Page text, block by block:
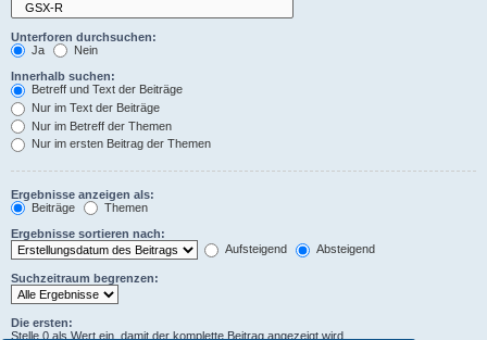
Unterforen durchsuchen:
Ja
Nein
Innerhalb suchen:
Betreff und Text der Beiträge
Nur im Text der Beiträge
Nur im Betreff der Themen
Nur im ersten Beitrag der Themen
Ergebnisse anzeigen als:
Beiträge
Themen
Ergebnisse sortieren nach:
Aufsteigend
Absteigend
Suchzeitraum begrenzen:
Die ersten:
Stelle 0 als Wert ein, damit der komplette Beitrag angezeigt wird.